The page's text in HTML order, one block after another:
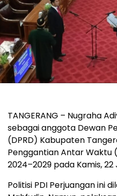
TANGERANG – Nugraha
sebagai anggota Dewan
(DPRD) Kabupaten
Penggantian Antar Waktu
2024–2029 pada Kamis, 22
Politisi PDI Perjuangan ini